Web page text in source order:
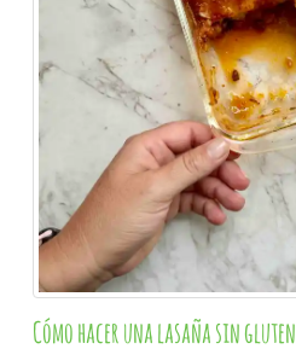
Cómo hacer una lasaña sin gluten